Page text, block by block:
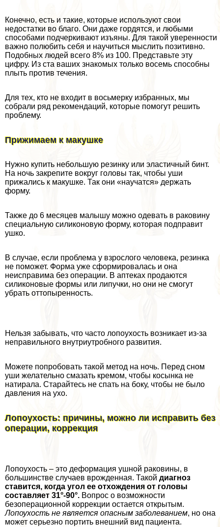
Конечно, есть и такие, которые используют свои
недостатки во благо. Они даже гордятся, и любыми
способами подчеркивают изъяны. Для такой уверенности
важно полюбить себя и научиться мыслить позитивно.
Подобных людей всего 8% из 100. Представьте эту
цифру. Из ста ваших знакомых только восемь способны
плыть против течения.
Для тех, кто не входит в восьмерку избранных, мы
собрали ряд рекомендаций, которые помогут решить
проблему.
Прижимаем к макушке
Нужно купить небольшую резинку или эластичный бинт.
На ночь закрепите вокруг головы так, чтобы уши
прижались к макушке. Так они «научатся» держать
форму.
Также до 6 месяцев малышу можно одевать в paковину
специальную силиконовую форму, которая подправит
ушко.
В случае, если проблема у взрослого человека, резинка
не поможет. Форма уже сформировалась и она
неисправима без операции. В аптеках продаются
силиконовые формы или липучки, но они не смогут
убрать оттопыренность.
Нельзя забывать, что часто лопоухость возникает из-за
неправильного внутриутробного развития.
Можете попробовать такой метод на ночь. Перед сном
уши желательно смазать кремом, чтобы косынка не
натирала. Старайтесь не спать на боку, чтобы не было
давления на ухо.
Лопоухость: причины, можно ли исправить без
операции, коррекция
Лопоухость – это деформация ушной paковины, в
большинстве случаев врожденная. Такой диагноз
ставится, когда угол ее отхождения от головы
составляет 31°-90°. Вопрос о возможности
безоперационной коррекции остается открытым.
Лопоухость не является опасным заболеванием, но она
может серьезно портить внешний вид пациента.